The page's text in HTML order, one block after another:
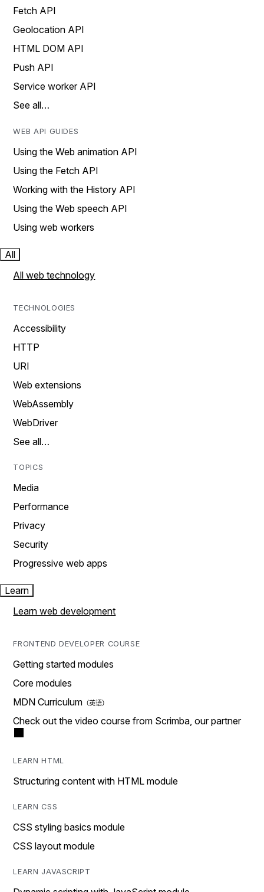
Fetch API
Geolocation API
HTML DOM API
Push API
Service worker API
See all…
WEB API GUIDES
Using the Web animation API
Using the Fetch API
Working with the History API
Using the Web speech API
Using web workers
All
All web technology
TECHNOLOGIES
Accessibility
HTTP
URI
Web extensions
WebAssembly
WebDriver
See all…
TOPICS
Media
Performance
Privacy
Security
Progressive web apps
Learn
Learn web development
FRONTEND DEVELOPER COURSE
Getting started modules
Core modules
MDN Curriculum
Check out the video course from Scrimba, our partner
LEARN HTML
Structuring content with HTML module
LEARN CSS
CSS styling basics module
CSS layout module
LEARN JAVASCRIPT